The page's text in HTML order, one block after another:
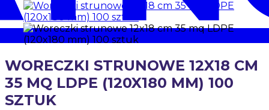
WORECZKI STRUNOWE 12X18 CM
35 MQ LDPE (120X180 MM) 100
SZTUK